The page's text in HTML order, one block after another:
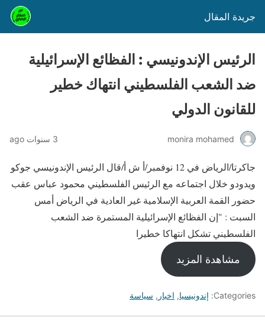
جريدة المقال
الرئيس الإندونيسي : الفظائع الإسرائيلية
ضد الشعب الفلسطيني انتهاك خطير
للقانون الدولي
monira mohamed 3 سنوات ago
جاكرتا/الرياض في 12 نوفمبر/أ ش أ/قال الرئيس الإندونيسي جوكو
ويدودو خلال اجتماعه مع الرئيس الفلسطيني محمود عباس عقب
حضور القمة العربية الإسلامية غير العادية في الرياض أمس
السبت : "إن الفظائع الإسرائيلية المستمرة ضد الشعب
الفلسطيني تشكل انتهاكا خطيرا
مشاهدة المزيد
Categories: إندونيسيا, اخبار , سياسة